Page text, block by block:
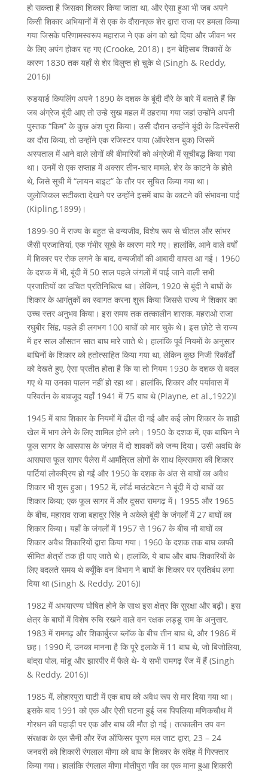
हो सकता है जिसका शिकार किया जाता था, और ऐसा हुआ भी जब अपने
किसी शिकार अभियानों में से एक के दौरानएक शेर द्वारा राजा पर हमला किया
गया जिसके परिणामस्वरूप महाराज ने एक अंग को खो दिया और जीवन भर
के लिए अपंग होकर रह गए (Crooke, 2018)। इन बेहिसाब शिकारों के
कारण 1830 तक यहाँ से शेर विलुप्त हो चुके थे (Singh & Reddy,
2016)I
रुडयार्ड किपलिंग अपने 1890 के दशक के बूंदी दौरे के बारे में बताते हैं कि
जब अंग्रेज बूंदी आए तो उन्हे सुख महल में ठहराया गया जहां उन्होंने अपनी
पुस्तक “किम” के कुछ अंश पूरा किया। उसी दौरान उन्होंने बूंदी के डिस्पेंसरी
का दौरा किया, तो उन्होंने एक रजिस्टर पाया (ऑपरेशन बुक) जिसमें
अस्पताल में आने वाले लोगों की बीमारियों को अंग्रेजी में सूचीबद्ध किया गया
था। उनमें से एक सप्ताह में अक्सर तीन-चार मामले, शेर के काटने के होते
थे, जिसे सूची में “लायन बाइट” के तौर पर सूचित किया गया था।
जुलोजिकल सटीकता देखने पर उन्होंने इसमें बाघ के काटने की संभावना पाई
(Kipling,1899)।
1899-90 में राज्य के बहुत से वन्यजीव, विशेष रूप से चीतल और सांभर
जैसी प्रजातियां, एक गंभीर सूखे के कारण मारे गए। हालांकि, आने वाले वर्षों
में शिकार पर रोक लगने के बाद, वन्यजीवों की आबादी वापस आ गई। 1960
के दशक में भी, बूंदी में 50 साल पहले जंगलों में पाई जाने वाली सभी
प्रजातियों का उचित प्रतिनिधित्व था। लेकिन, 1920 से बूंदी ने बाघों के
शिकार के आगंतुकों का स्वागत करना शुरू किया जिससे राज्य ने शिकार का
उच्च स्तर अनुभव किया। इस समय तक तत्कालीन शासक, महराओ राजा
रघुबीर सिंह, पहले ही लगभग 100 बाघों को मार चुके थे। इस छोटे से राज्य
में हर साल औसतन सात बाघ मारे जाते थे। हालांकि पूर्व नियमों के अनुसार
बाघिनों के शिकार को हतोत्साहित किया गया था, लेकिन कुछ निजी रिकॉर्डों
को देखते हुए, ऐसा प्रतीत होता है कि या तो नियम 1930 के दशक से बदल
गए थे या उनका पालन नहीं हो रहा था। हालांकि, शिकार और पर्यावास में
परिवर्तन के बावजूद यहाँ 1941 में 75 बाघ थे (Playne, et al.,1922)I
1945 में बाघ शिकार के नियमों में ढील दी गई और कई लोग शिकार के शाही
खेल में भाग लेने के लिए शामिल होने लगे। 1950 के दशक में, एक बाघिन ने
फूल सागर के आसपास के जंगल में दो शावकों को जन्म दिया। उसी अवधि के
आसपास फूल सागर पैलेस में आमंत्रित लोगों के साथ क्रिसमस की शिकार
पार्टियां लोकप्रिय हो गईं और 1950 के दशक के अंत से बाघों का अवैध
शिकार भी शुरू हुआ। 1952 में, लॉर्ड माउंटबेटन ने बूंदी में दो बाघों का
शिकार किया; एक फूल सागर में और दूसरा रामगढ़ में। 1955 और 1965
के बीच, महाराव राजा बहादुर सिंह ने अकेले बूंदी के जंगलों में 27 बाघों का
शिकार किया। यहाँ के जंगलों में 1957 से 1967 के बीच नौ बाघों का
शिकार अवैध शिकारियों द्वारा किया गया। 1960 के दशक तक बाघ काफी
सीमित क्षेत्रों तक ही पाए जाते थे। हालांकि, ये बाघ और बाघ-शिकारियों के
लिए बदलते समय थे क्यूँकि वन विभाग ने बाघों के शिकार पर प्रतिबंध लगा
दिया था (Singh & Reddy, 2016)I
1982 में अभयारण्य घोषित होने के साथ इस क्षेत्र कि सुरक्षा और बढ़ी। इस
क्षेत्र के बाघों में विशेष रुचि रखने वाले वन रक्षक लड्डू राम के अनुसार,
1983 में रामगढ़ और शिकार्बुरज ब्लॉक के बीच तीन बाघ थे, और 1986 में
छह। 1990 में, उनका मानना है कि पूरे इलाके में 11 बाघ थे, जो बिजोलिया,
बांद्रा पोल, मांडू और झारपीर में फैले थे- ये सभी रामगढ़ रेंज में हैं (Singh
& Reddy, 2016)I
1985 में, लोहारपुरा घाटी में एक बाघ को अवैध रूप से मार दिया गया था।
इसके बाद 1991 को एक और ऐसी घटना हुई जब पिपलिया मणिकचौथ में
गोरधन की पहाड़ी पर एक और बाघ की मौत हो गई। तत्कालीन उप वन
संरक्षक के एल सैनी और रेंज ऑफिसर पूरण मल जाट द्वारा, 23 – 24
जनवरी को शिकारी रंगलाल मीणा को बाघ के शिकार के संदेह में गिरफ्तार
किया गया। हालांकि रंगलाल मीणा मोतीपुरा गाँव का एक माना हुआ शिकारी